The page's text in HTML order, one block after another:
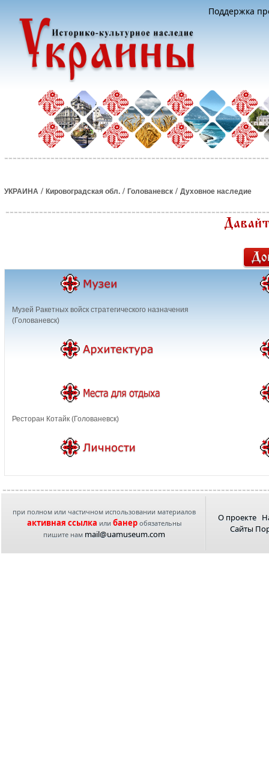
Поддержка
УКРАИНА / Кировоградская обл. / Голованевск / Духовное наследие
Музей Ракетных войск стратегического назначения
(Голованевск)
Ресторан Котайк (Голованевск)
при полном или частичном использовании материалов
активная ссылка или банеробязательны
пишите нам mail@uamuseum.com
О проекте
Сайты